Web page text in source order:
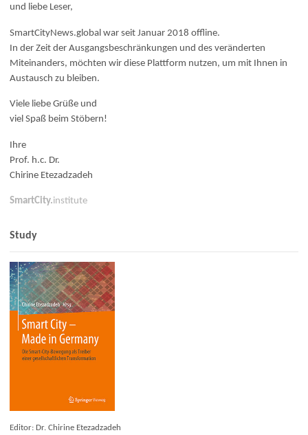
und liebe Leser,
SmartCityNews.global war seit Januar 2018 offline.
In der Zeit der Ausgangsbeschränkungen und des veränderten
Miteinanders, möchten wir diese Plattform nutzen, um mit Ihnen in
Austausch zu bleiben.
Viele liebe Grüße und
viel Spaß beim Stöbern!
Ihre
Prof. h.c. Dr.
Chirine Etezadzadeh
SmartCity.institute
Study
Editor: Dr. Chirine Etezadzadeh